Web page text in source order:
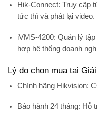
Hik-Connect: Truy cập
tức thì và phát lại video.
iVMS-4200: Quản lý
hợp hệ thống doanh
Lý do chọn mua tại
Chính hãng Hikvision:
Bảo hành 24 tháng: Hỗ